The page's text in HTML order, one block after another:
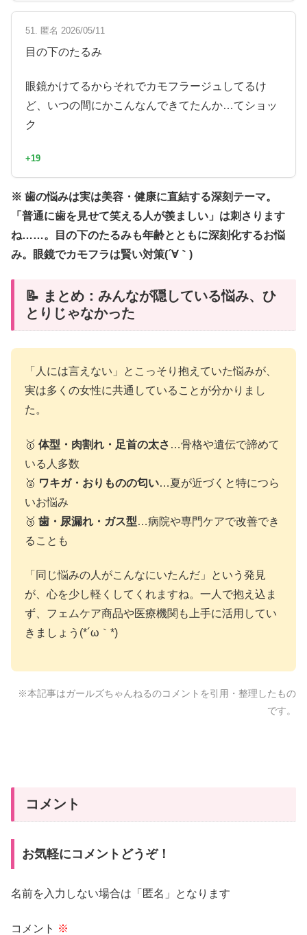
51. 匿名 2026/05/11
目の下のたるみ
眼鏡かけてるからそれでカモフラージュしてるけ
ど、いつの間にかこんなんできてたんか…てショッ
ク
+19
※ 歯の悩みは実は美容・健康に直結する深刻テーマ。
「普通に歯を見せて笑える人が羨ましい」は刺さります
ね……。目の下のたるみも年齢とともに深刻化するお悩
み。眼鏡でカモフラは賢い対策(´∀｀)
📝 まとめ：みんなが隠している悩み、ひ
とりじゃなかった
「人には言えない」とこっそり抱えていた悩みが、
実は多くの女性に共通していることが分かりまし
た。
🥇 体型・肉割れ・足首の太さ …骨格や遺伝で諦めて
いる人多数
🥈 ワキガ・おりものの匂い…夏が近づくと特につら
いお悩み
🥉 歯・尿漏れ・ガス型…病院や専門ケアで改善でき
ることも
「同じ悩みの人がこんなにいたんだ」という発見
が、心を少し軽くしてくれますね。一人で抱え込ま
ず、フェムケア商品や医療機関も上手に活用してい
きましょう(*´ω｀*)
※本記事はガールズちゃんねるのコメントを引用・整理したもの
です。
コメント
お気軽にコメントどうぞ！
名前を入力しない場合は「匿名」となります
コメント ※